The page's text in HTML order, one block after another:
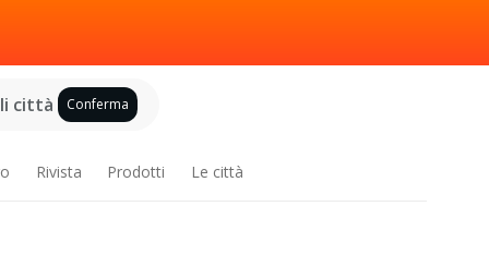
città Conferma
Rivista Prodotti Le città